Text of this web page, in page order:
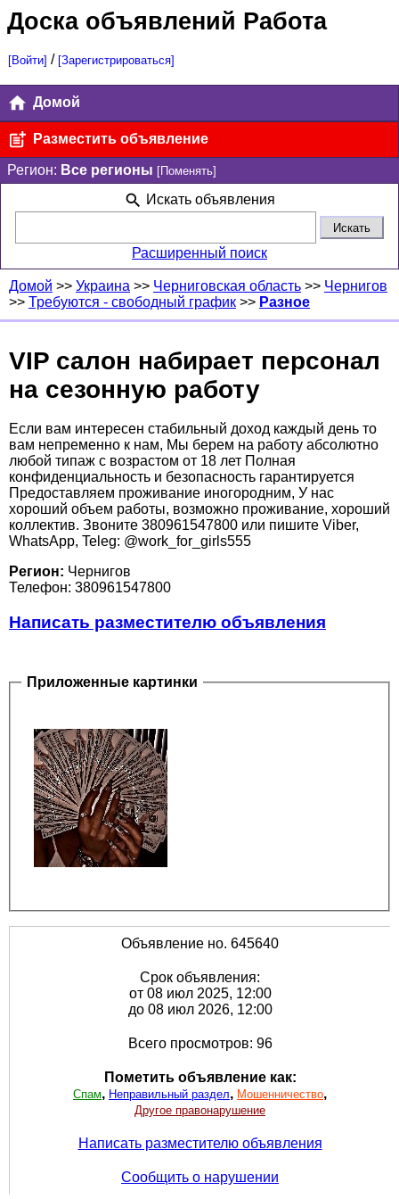
Доска объявлений Работа
[Войти] / [Зарегистрироваться]
Домой
Разместить объявление
Регион: Все регионы [Поменять]
Искать объявления
Расширенный поиск
Домой >> Украина >> Черниговская область >> Чернигов
>> Требуются - свободный график >> Разное
VIP салон набирает персонал
на сезонную работу
Если вам интересен стабильный доход каждый день то
вам непременно к нам, Мы берем на работу абсолютно
любой типаж с возрастом от 18 лет Полная
конфиденциальность и безопасность гарантируется
Предоставляем проживание иногородним, У нас
хороший объем работы, возможно проживание, хороший
коллектив. Звоните 380961547800 или пишите Viber,
WhatsApp, Teleg: @work_for_girls555
Регион: Чернигов
Телефон: 380961547800
Написать разместителю объявления
Приложенные картинки
Объявление но. 645640
Срок объявления:
от 08 июл 2025, 12:00
до 08 июл 2026, 12:00
Всего просмотров: 96
Пометить объявление как:
Спам, Неправильный раздел, Мошенничество,
Другое правонарушение
Написать разместителю объявления
Сообщить о нарушении